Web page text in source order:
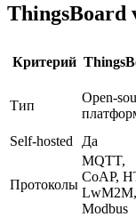
ThingsBoard
Критерий
Тип
Open-
Self-hosted
Да
Протоколы
MQTT,
CoAP,
LwM2M,
Modbus